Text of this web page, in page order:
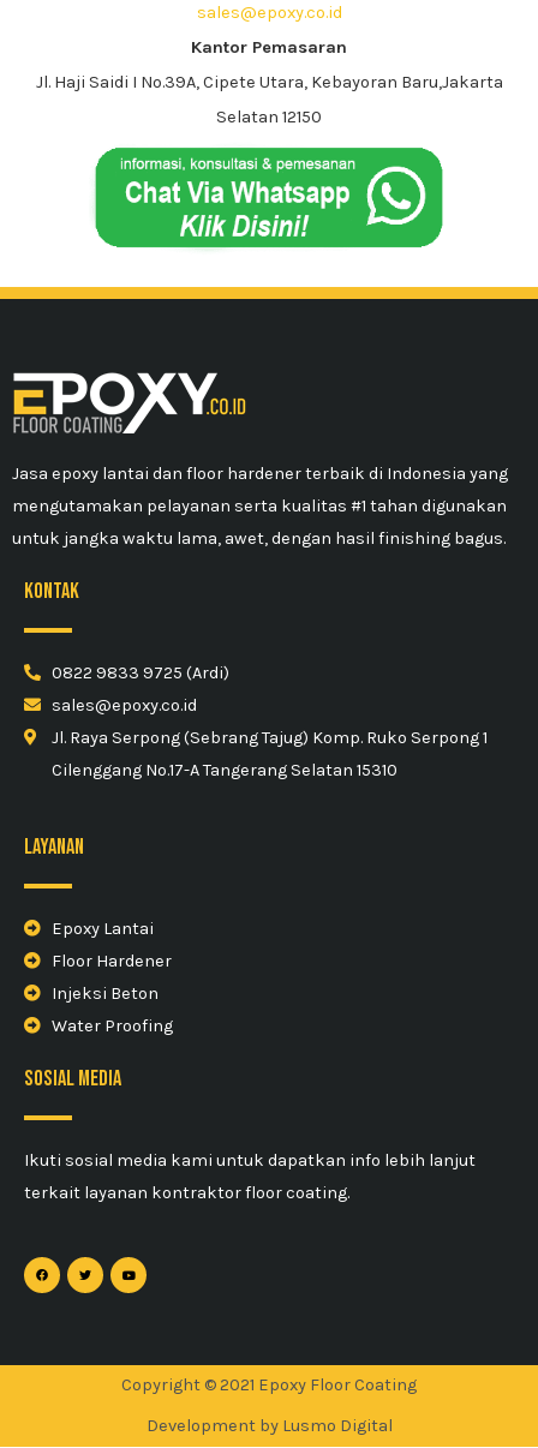
sales@epoxy.co.id
Kantor Pemasaran
Jl. Haji Saidi I No.39A, Cipete Utara, Kebayoran Baru,Jakarta
Selatan 12150
Jasa epoxy lantai dan floor hardener terbaik di Indonesia yang
mengutamakan pelayanan serta kualitas #1 tahan digunakan
untuk jangka waktu lama, awet, dengan hasil finishing bagus.
kontak
0822 9833 9725 (Ardi)
sales@epoxy.co.id
Jl. Raya Serpong (Sebrang Tajug) Komp. Ruko Serpong 1
Cilenggang No.17-A Tangerang Selatan 15310
Layanan
Epoxy Lantai
Floor Hardener
Injeksi Beton
Water Proofing
sosial media
Ikuti sosial media kami untuk dapatkan info lebih lanjut
terkait layanan kontraktor floor coating.
Copyright © 2021 Epoxy Floor Coating
Development by Lusmo Digital